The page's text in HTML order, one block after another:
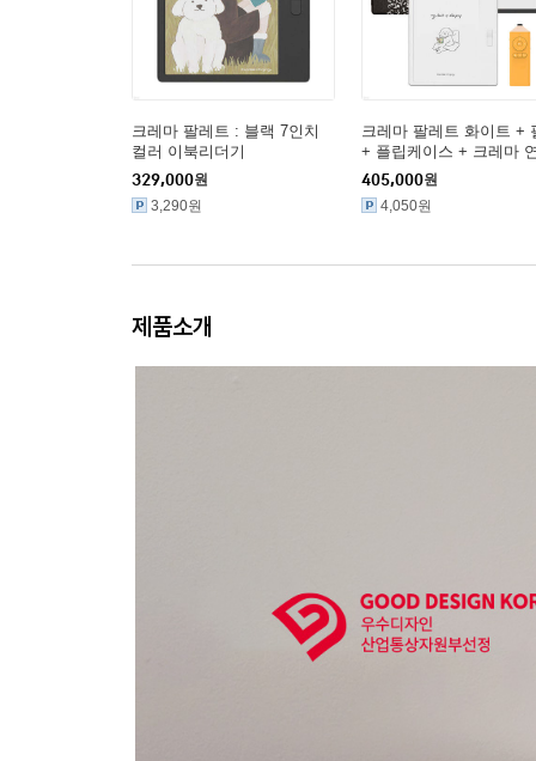
크레마 팔레트 : 블랙 7인치
컬러 이북리더기
329,000원
3,290원
크레마 팔레트 화이트 +
+ 플립케이스 + 크레마
리모컨 이북리더기
405,000원
4,050원
제품소개